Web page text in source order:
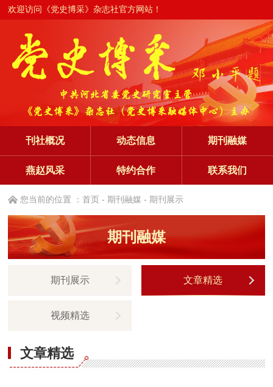
欢迎访问《党史博采》杂志社官方网站！
刊社概况 动态信息 期刊融媒
燕赵风采 特约合作 联系我们
您当前的位置 ：首页 - 期刊融媒 - 期刊展示
期刊融媒
期刊展示 文章精选
视频精选
文章精选